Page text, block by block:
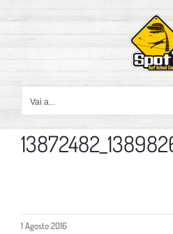
contenuto
Vai a...
1 Agosto 2016